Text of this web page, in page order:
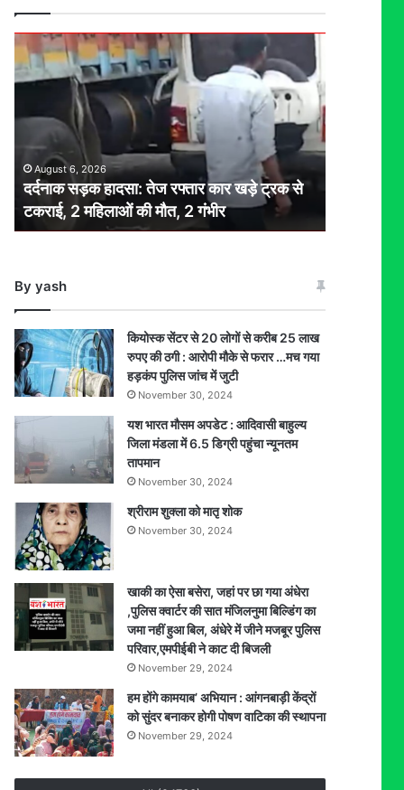
दर्दनाक
सड़क
हादसा:
रफ्तार
ट्रक
टकराई,
2
मौत,
2
August 6, 2026
दर्दनाक सड़क हादसा: तेज रफ्तार कार खड़े ट्रक से
टकराई, 2 महिलाओं की मौत, 2 गंभीर
By yash
कियोस्क सेंटर से 20 लोगों से करीब 25 लाख
रुपए की ठगी : आरोपी मौके से फरार …मच गया
हड़कंप पुलिस जांच में जुटी
November 30, 2024
यश भारत मौसम अपडेट : आदिवासी बाहुल्य
जिला मंडला में 6.5 डिग्री पहुंचा न्यूनतम
तापमान
November 30, 2024
श्रीराम शुक्ला को मातृ शोक
November 30, 2024
खाकी का ऐसा बसेरा, जहां पर छा गया अंधेरा
,पुलिस क्वार्टर की सात मंजिलनुमा बिल्डिंग का
जमा नहीं हुआ बिल, अंधेरे में जीने मजबूर पुलिस
परिवार,एमपीईबी ने काट दी बिजली
November 29, 2024
हम होंगे कामयाब’ अभियान : आंगनबाड़ी केंद्रों
को सुंदर बनाकर होगी पोषण वाटिका की स्थापना
November 29, 2024